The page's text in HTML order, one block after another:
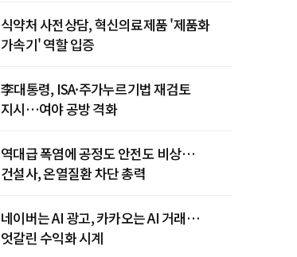
식약처 사전상담, 혁신의료제품 '제품화
가속기' 역할 입증
李대통령, ISA·주가누르기법 재검토
지시…여야 공방 격화
역대급 폭염에 공정도 안전도 비상…
건설사, 온열질환 차단 총력
네이버는 AI 광고, 카카오는 AI 거래…
엇갈린 수익화 시계